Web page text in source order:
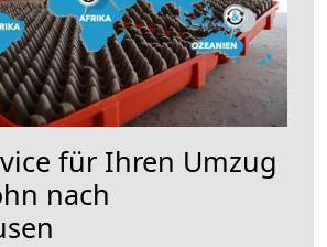
für Ihren Umzug
nach